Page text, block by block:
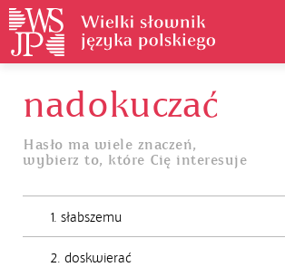
Historia słownika
Jak korzystać
nadokuczać
Hasło ma wiele znaczeń,
wybierz to, które Cię interesuje
1. słabszemu
2. doskwierać